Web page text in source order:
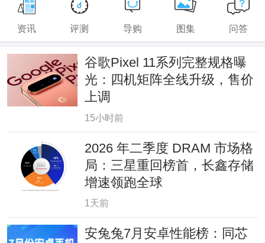
资讯 评测 导购 图集 问答
谷歌Pixel 11系列完整规格曝
光：四机矩阵全线升级，售价
上调
15小时前
2026 年二季度 DRAM 市场格
局：三星重回榜首，长鑫存储
增速领跑全球
1天前
安兔兔7月安卓性能榜：同芯